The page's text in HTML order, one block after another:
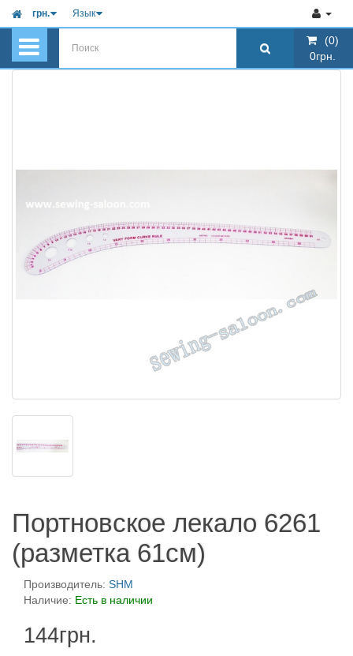
грн. Язык
(0)
0грн.
Портновское лекало 6261
(разметка 61см)
Производитель: SHM
Наличие: Есть в наличии
144грн.